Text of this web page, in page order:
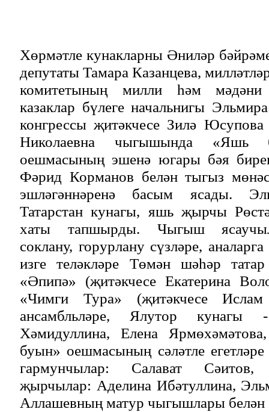
Хөрмәтле кунакларны Әниләр
депутаты Тамара Казанцева,
комитетының милли һәм
казаклар бүлеге начальнигы
конгрессы җитәкчесе Зилә Юсупова
Николаевна чыгышында «Яшь
оешмасының эшенә югары бәя
Фәрид Корманов белән тыгыз
эшләгәннәренә басым ясады.
Татарстан кунагы, яшь җырчы
хаты тапшырды. Чыгыш
соклану, горурлану сүзләре,
изге теләкләре Төмән шәһәр
«Әпипә» (җитәкчесе Екатерина
«Чимги Тура» (җитәкчесе
ансамбльләре, Ялутор
Хәмидуллина, Елена
буын» оешмасының сәләтле
гармунчылар: Салават
җырчылар: Аделина Ибәтуллина,
Аллашевның матур чыгышлары белән